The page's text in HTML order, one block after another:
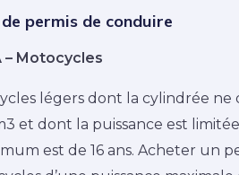
permis de conduire
– Motocycles
légers dont la cylindrée ne
et dont la puissance est limitée
est de 16 ans. Acheter un